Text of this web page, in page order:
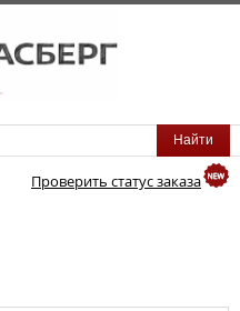
Проверить статус заказа